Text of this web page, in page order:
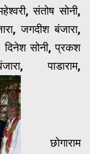
संतोष सोनी,
जगदीश बंजारा,
दिनेश सोनी, प्रकश
पाडाराम,
छोगाराम